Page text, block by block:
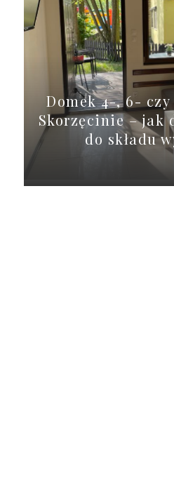
Domek 4-, 6-
Skorzęcinie – jak
do składu